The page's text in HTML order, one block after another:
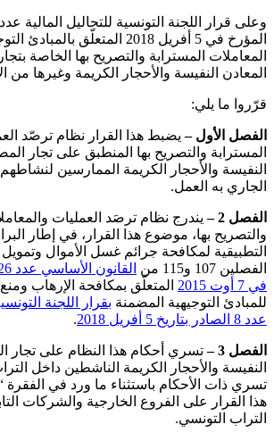
المؤرخ في 5 أفريل 2018 المتعلّق
المعاملات المسترابة والتصريح بها الخاصة
المعادن النفيسة والأحجار الكريمة وغيرها من
قرّروا ما يلي:
الفصل الأول –يضبط هذا القرار نظام ترصّد
المسترابة والتصريح بها المنطبق على تجار
النفيسة والأحجار الكريمة الممارسين
الجاري به العمل.
الفصل 2 –
يندرج نظام ترصَد العمليات
والتصريح بها، موضوع هذا القرار، في إطار
التطبيقية لمكافحة جرائم غسل الأموال
الفصلين 107 و115 من
في 7 أوت 2015
المتعلّق بمكافحة الإرهاب
للمبادئ التوجيهية المضمنة بقرار اللجنة
عدد 8 الصادر بتاريخ 5 أفريل 2018
.
الفصل 3 –
تسري أحكام هذا النظام على تجار
النفيسة والأحجار الكريمة الناشطين داخل
هذا القرار على الفروع الخارجية والشركات
التراب التونسي.